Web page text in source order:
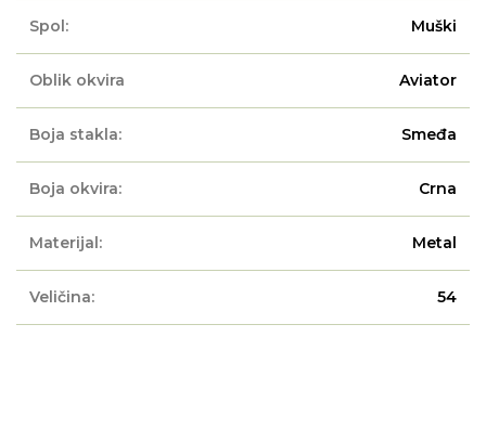
Spol: Muški
Oblik okvira Aviator
Boja stakla: Smeđa
Boja okvira: Crna
Materijal: Metal
Veličina: 54